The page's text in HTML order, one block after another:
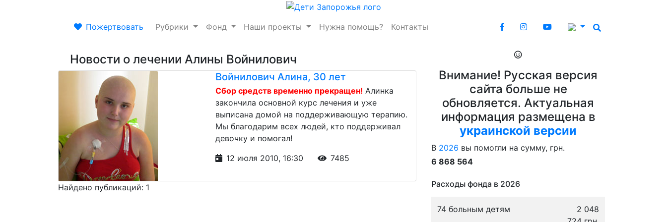
Пожертвовать Рубрики Фонд Наши проекты Нужна помощь? Контакты
Новости о лечении Алины Войнилович
Войнилович Алина, 30 лет
Сбор средств временно прекращен! Алинка
закончила основной курс лечения и уже
выписана домой на поддерживающую терапию.
Мы благодарим всех людей, кто поддерживал
девочку и помогал!
12 июля 2010, 16:30
7485
Найдено публикаций: 1
Внимание! Русская версия
сайта больше не
обновляется. Актуальная
информация размещена в
украинской версии
В 2026 вы помогли на сумму, грн.
6 868 564
Расходы фонда в 2026
74 больным детям
2 048